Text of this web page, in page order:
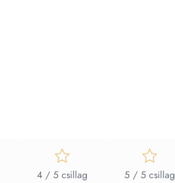
4 / 5 csillag 5 / 5 csillag